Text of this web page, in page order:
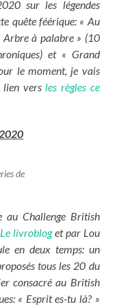
sur les légendes
quête féérique: « Au
Arbre à palabre » (10
et « Grand
le moment, je vais
vers les règles ce
de
au Challenge British
Le livrobloget par Lou
en deux temps: un
tous les 20 du
consacré au British
« Esprit es-tu là? »